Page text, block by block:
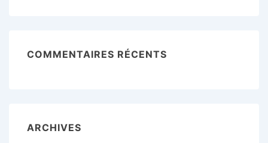
COMMENTAIRES RÉCENTS
ARCHIVES